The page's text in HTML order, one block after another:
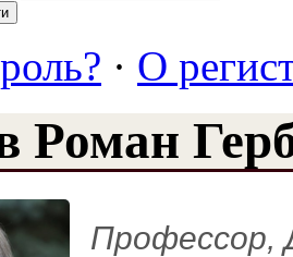
· О
Роман
Профессор,